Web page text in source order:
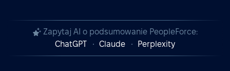
Zapytaj AI o podsumowanie PeopleForce:
ChatGPT
Claude Perplexity